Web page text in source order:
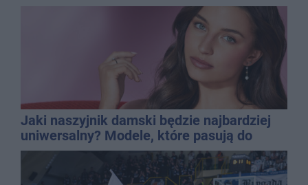
Jaki naszyjnik damski będzie najbardziej
uniwersalny? Modele, które pasują do
wielu stylizacji